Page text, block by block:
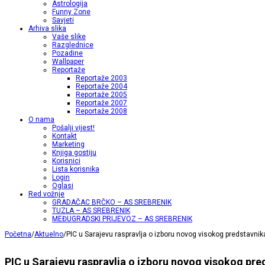
Astrologija
Funny Zone
Savjeti
Arhiva slika
Vaše slike
Razglednice
Pozadine
Wallpaper
Reportaže
Reportaže 2003
Reportaže 2004
Reportaže 2005
Reportaže 2007
Reportaže 2008
O nama
Pošalji vijest!
Kontakt
Marketing
Knjiga gostiju
Korisnici
Lista korisnika
Login
Oglasi
Red vožnje
GRADAČAC BRČKO – AS SREBRENIK
TUZLA – AS SREBRENIK
MEĐUGRADSKI PRIJEVOZ – AS SREBRENIK
Početna/Aktuelno/PIC u Sarajevu raspravlja o izboru novog visokog
PIC u Sarajevu raspravlja o izboru novog visokog